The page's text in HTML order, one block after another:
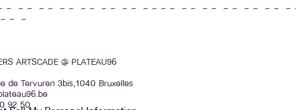
~ ~ ~ ~ ~ ~ ~ ~ ~ ~ ~ ~ ~ ~ ~ ~ ~ ~ ~ ~ ~ ~ ~ ~ ~ ~ ~
~ ~
ARTSCADE @ PLATEAU96
de Tervuren 3bis,1040 Bruxelles
92 50